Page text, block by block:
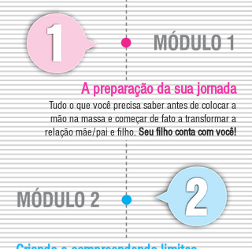
A preparação da sua jornada
Tudo o que você precisa saber antes de colocar a
mão na massa e começar de fato a transformar a
relação mãe/pai e filho.Seu filho conta com você!